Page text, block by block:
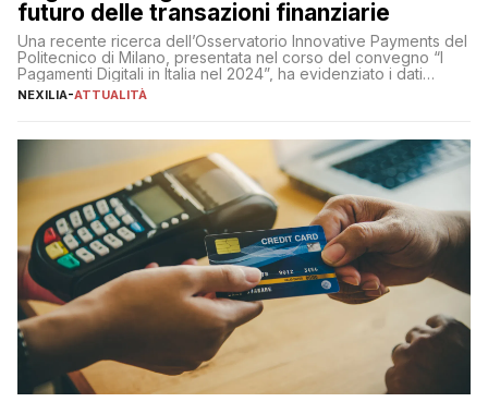
futuro delle transazioni finanziarie
Una recente ricerca dell’Osservatorio Innovative Payments del
Politecnico di Milano, presentata nel corso del convegno “I
Pagamenti Digitali in Italia nel 2024”, ha evidenziato i dati
definitivi del primo semestre 2024 relativamente alle
NEXILIA-ATTUALITÀ